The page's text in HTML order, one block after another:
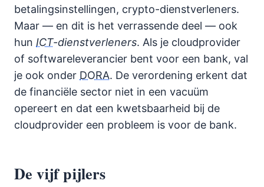
betalingsinstellingen, crypto-dienstverleners.
Maar — en dit is het verrassende deel — ook
hun ICT-dienstverleners. Als je cloudprovider
of softwareleverancier bent voor een bank, val
je ook onder DORA. De verordening erkent dat
de financiële sector niet in een vacuüm
opereert en dat een kwetsbaarheid bij de
cloudprovider een probleem is voor de bank.
De vijf pijlers